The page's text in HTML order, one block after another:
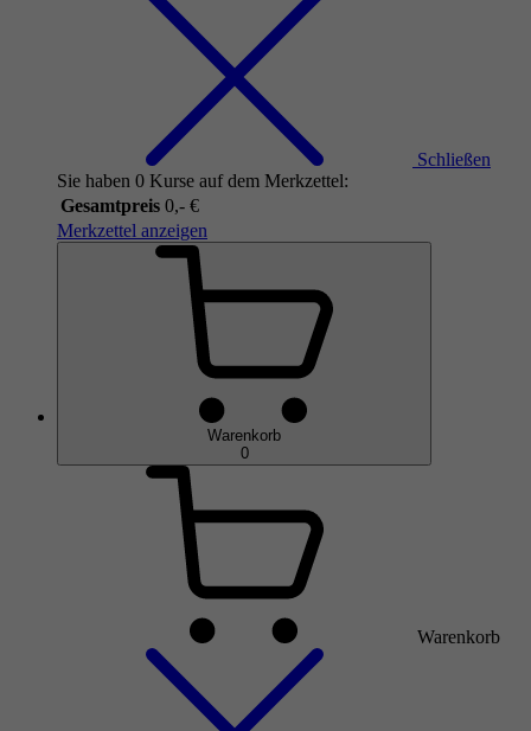
Schließen
Sie haben 0 Kurse auf dem Merkzettel:
Gesamtpreis 0,- €
Merkzettel anzeigen
Warenkorb
0
Warenkorb